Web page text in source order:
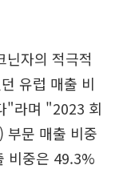
자의 적극적
유럽 매출 비
"라며 "2023 회
부문 매출 비중
비중은 49.3%